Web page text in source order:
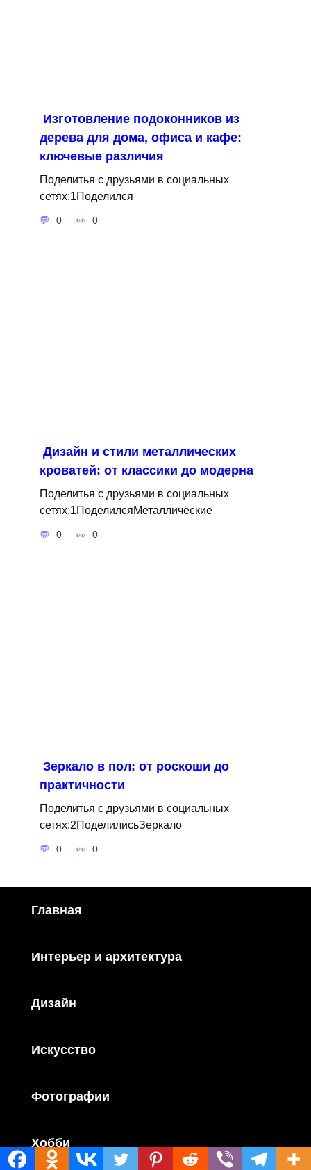
Изготовление подоконников из
дерева для дома, офиса и кафе:
ключевые различия
Поделитья с друзьями в социальных
сетях:1Поделился
0 0
Дизайн и стили металлических
кроватей: от классики до модерна
Поделитья с друзьями в социальных
сетях:1ПоделилсяМеталлические
0 0
Зеркало в пол: от роскоши до
практичности
Поделитья с друзьями в социальных
сетях:2ПоделилисьЗеркало
0 0
Главная
Интерьер и архитектура
Дизайн
Искусство
Фотографии
Хобби